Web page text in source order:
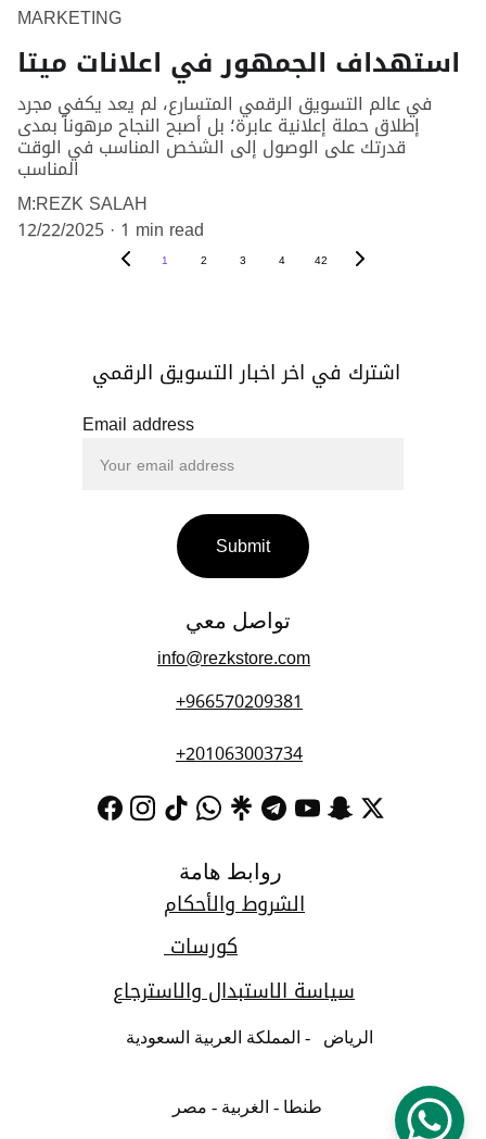
MARKETING
استهداف الجمهور في اعلانات ميتا
في عالم التسويق الرقمي المتسارع، لم يعد يكفي مجرد
إطلاق حملة إعلانية عابرة؛ بل أصبح النجاح مرهوناً بمدى
قدرتك على الوصول إلى الشخص المناسب في الوقت
المناسب
M:REZK SALAH
12/22/2025 1 min read
1 2 3 4 42
روابط هامة
info@rezkstore.com
تواصل معي
اشترك في اخر اخبار التسويق الرقمي
+966570209381
+201063003734
Email address
Submit
الرياض   - المملكة العربية السعودية
طنطا - الغربية - مصر
الشروط والأحكام
سياسة الاستبدال والاسترجاع
كورسات